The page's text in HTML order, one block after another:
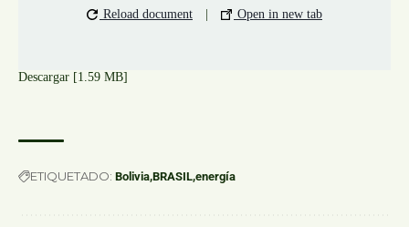
Reload document | Open in new tab
Descargar [1.59 MB]
ETIQUETADO: Bolivia BRASIL energía